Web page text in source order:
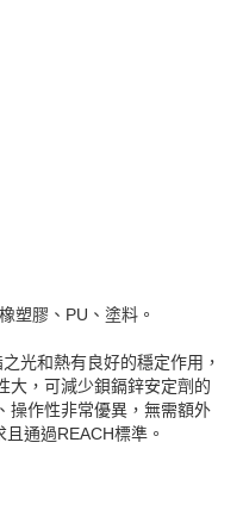
塑膠、PU、塗料。
光和熱有良好的穩定作用，
大，可減少鋇鎘鋅安定劑的
操作性非常優異，無需額外
通過REACH標準。